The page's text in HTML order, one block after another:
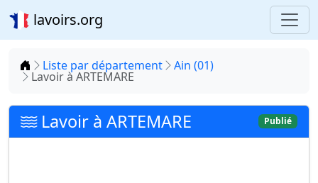
lavoirs.org
Accueil
Liste par département Ain (01)
Lavoir à ARTEMARE
Lavoir à ARTEMARE Publié